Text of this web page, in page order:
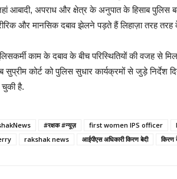
आबादी, अपराध और क्षेत्र के अनुपात के हिसाब पुलिस
और मानसिक दबाव झेलने पड़ते हैं लिहाज़ा तरह तरह
काम के दबाव के बीच परिस्थितियों की वजह से
सुप्रीम कोर्ट को पुलिस सुधार कार्यक्रमों से जुड़े
चुकी है.
#रक्षक #न्यूज़ first women IPS officer
rakshak news आईपीएस अधिकारी किरण बेदी किरण